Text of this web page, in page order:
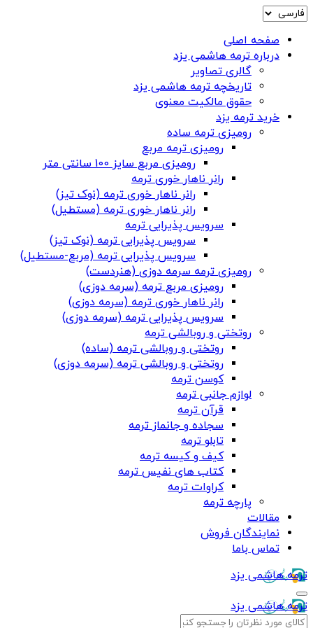
صفحه اصلی
درباره ترمه هاشمی یزد
گالری تصاویر
تاریخچه ترمه هاشمی یزد
حقوق مالکیت معنوی
خرید ترمه یزد
رومیزی ترمه ساده
رومیزی ترمه مربع
رومیزی مربع سایز 100 سانتی متر
رانر ناهار خوری ترمه
رانر ناهار خوری ترمه (نوک تیز)
رانر ناهار خوری ترمه (مستطیل)
سرویس پذیرایی ترمه
سرویس پذیرایی ترمه (نوک تیز)
سرویس پذیرایی ترمه (مربع-مستطیل)
رومیزی ترمه سرمه دوزی (هنردست)
رومیزی مربع ترمه (سرمه دوزی)
رانر ناهار خوری ترمه (سرمه دوزی)
سرویس پذیرایی ترمه (سرمه دوزی)
روتختی و روبالشی ترمه
روتختی و روبالشی ترمه (ساده)
روتختی و روبالشی ترمه (سرمه دوزی)
کوسن ترمه
لوازم جانبی ترمه
قرآن ترمه
سجاده و جانماز ترمه
تابلو ترمه
کیف و کیسه ترمه
کتاب های نفیس ترمه
کراوات ترمه
پارچه ترمه
مقالات
نمایندگان فروش
تماس باما
ترمه هاشمی یزد
ترمه هاشمی یزد